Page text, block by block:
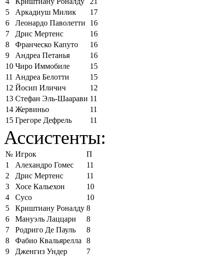
5
Аркадиуш Милик
17
6
Леонардо Паволетти
16
7
Дрис Мертенс
16
8
Франческо Капуто
16
9
Андреа Петанья
16
10 Чиро Иммобиле
15
11 Андреа Белотти
15
12 Йосип Иличич
12
13 Стефан Эль-Шаарави 11
14 Жервиньо
11
15 Грегоре Дефрель 11
Ассистенты:
№ Игрок
П
1
Алехандро Гомес
11
2
Дрис Мертенс
11
3
Хосе Кальехон
10
4
Сусо
10
5
Криштиану Роналду 8
6
Мануэль Лаццари
8
7
Родриго Де Пауль
8
8
Фабио Квальярелла
8
9
Дженгиз Ундер
7